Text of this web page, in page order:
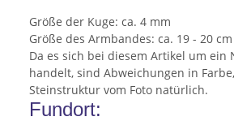
Größe der Kuge: ca. 4 mm
Größe des Armbandes: ca. 19 - 20 cm
Da es sich bei diesem Artikel um ein
handelt, sind Abweichungen in
Steinstruktur vom Foto natürlich.
Fundort: